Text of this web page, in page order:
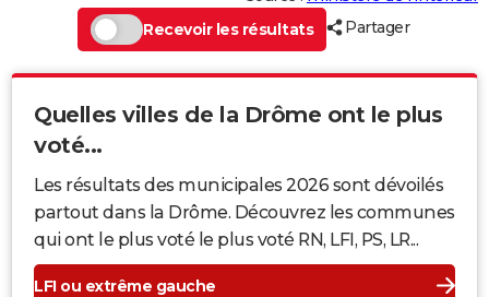
Recevoir les résultats
Partager
Quelles villes de la Drôme ont le plus
voté...
Les résultats des municipales 2026 sont dévoilés
partout dans la Drôme. Découvrez les communes
qui ont le plus voté le plus voté RN, LFI, PS, LR...
LFI ou extrême gauche